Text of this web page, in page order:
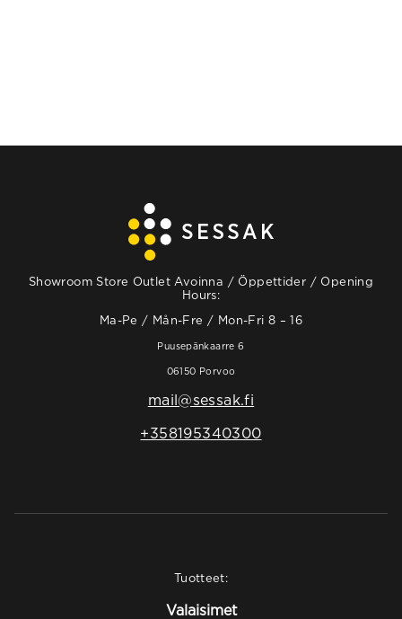
Showroom Store Outlet Avoinna / Öppettider / Opening
Hours:
Ma-Pe / Mån-Fre / Mon-Fri 8 – 16
Puusepänkaarre 6
06150 Porvoo
mail@sessak.fi
+358195340300
Tuotteet:
Valaisimet